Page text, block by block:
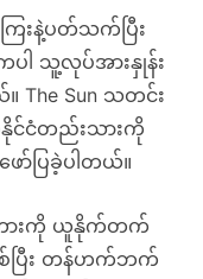
းနဲ့ပတ်သက်ပြီး
ါ သူ့လုပ်အားနှုန်း
Sun သတင်း
ငံတည်းသားကို
ာ်ပြခဲ့ပါတယ်။
ားကို ယူနိုက်တက်
ပြီး တန်ဟက်ဘက်